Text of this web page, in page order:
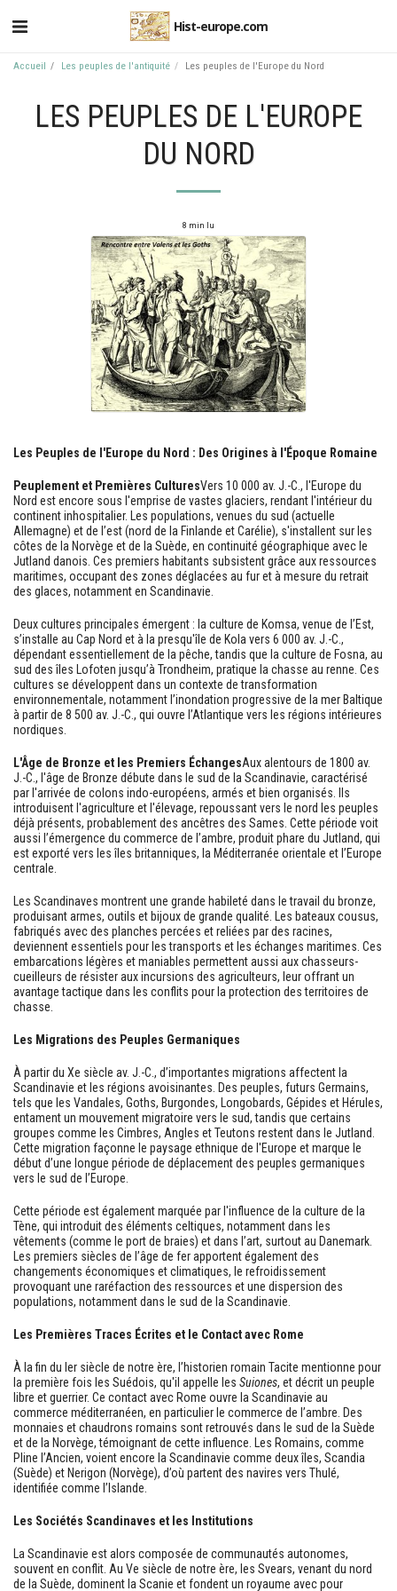
Hist-europe.com
Accueil Les peuples de l'antiquité Les peuples de l'Europe du Nord
LES PEUPLES DE L'EUROPE
DU NORD
8 min lu
Les Peuples de l'Europe du Nord : Des Origines à l'Époque Romaine
Peuplement et Premières CulturesVers 10 000 av. J.-C., l'Europe du
Nord est encore sous l'emprise de vastes glaciers, rendant l'intérieur du
continent inhospitalier. Les populations, venues du sud (actuelle
Allemagne) et de l’est (nord de la Finlande et Carélie), s'installent sur les
côtes de la Norvège et de la Suède, en continuité géographique avec le
Jutland danois. Ces premiers habitants subsistent grâce aux ressources
maritimes, occupant des zones déglacées au fur et à mesure du retrait
des glaces, notamment en Scandinavie.
Deux cultures principales émergent : la culture de Komsa, venue de l’Est,
s’installe au Cap Nord et à la presqu'île de Kola vers 6 000 av. J.-C.,
dépendant essentiellement de la pêche, tandis que la culture de Fosna, au
sud des îles Lofoten jusqu’à Trondheim, pratique la chasse au renne. Ces
cultures se développent dans un contexte de transformation
environnementale, notamment l’inondation progressive de la mer Baltique
à partir de 8 500 av. J.-C., qui ouvre l’Atlantique vers les régions intérieures
nordiques.
L'Âge de Bronze et les Premiers ÉchangesAux alentours de 1800 av.
J.-C., l'âge de Bronze débute dans le sud de la Scandinavie, caractérisé
par l'arrivée de colons indo-européens, armés et bien organisés. Ils
introduisent l'agriculture et l'élevage, repoussant vers le nord les peuples
déjà présents, probablement des ancêtres des Sames. Cette période voit
aussi l’émergence du commerce de l’ambre, produit phare du Jutland, qui
est exporté vers les îles britanniques, la Méditerranée orientale et l’Europe
centrale.
Les Scandinaves montrent une grande habileté dans le travail du bronze,
produisant armes, outils et bijoux de grande qualité. Les bateaux cousus,
fabriqués avec des planches percées et reliées par des racines,
deviennent essentiels pour les transports et les échanges maritimes. Ces
embarcations légères et maniables permettent aussi aux chasseurs-
cueilleurs de résister aux incursions des agriculteurs, leur offrant un
avantage tactique dans les conflits pour la protection des territoires de
chasse.
Les Migrations des Peuples Germaniques
À partir du Xe siècle av. J.-C., d’importantes migrations affectent la
Scandinavie et les régions avoisinantes. Des peuples, futurs Germains,
tels que les Vandales, Goths, Burgondes, Longobards, Gépides et Hérules,
entament un mouvement migratoire vers le sud, tandis que certains
groupes comme les Cimbres, Angles et Teutons restent dans le Jutland.
Cette migration façonne le paysage ethnique de l'Europe et marque le
début d’une longue période de déplacement des peuples germaniques
vers le sud de l’Europe.
Cette période est également marquée par l'influence de la culture de la
Tène, qui introduit des éléments celtiques, notamment dans les
vêtements (comme le port de braies) et dans l’art, surtout au Danemark.
Les premiers siècles de l’âge de fer apportent également des
changements économiques et climatiques, le refroidissement
provoquant une raréfaction des ressources et une dispersion des
populations, notamment dans le sud de la Scandinavie.
Les Premières Traces Écrites et le Contact avec Rome
À la fin du Ier siècle de notre ère, l’historien romain Tacite mentionne pour
la première fois les Suédois, qu'il appelle les Suiones, et décrit un peuple
libre et guerrier. Ce contact avec Rome ouvre la Scandinavie au
commerce méditerranéen, en particulier le commerce de l’ambre. Des
monnaies et chaudrons romains sont retrouvés dans le sud de la Suède
et de la Norvège, témoignant de cette influence. Les Romains, comme
Pline l’Ancien, voient encore la Scandinavie comme deux îles, Scandia
(Suède) et Nerigon (Norvège), d’où partent des navires vers Thulé,
identifiée comme l’Islande.
Les Sociétés Scandinaves et les Institutions
La Scandinavie est alors composée de communautés autonomes,
souvent en conflit. Au Ve siècle de notre ère, les Svears, venant du nord
de la Suède, dominent la Scanie et fondent un royaume avec pour